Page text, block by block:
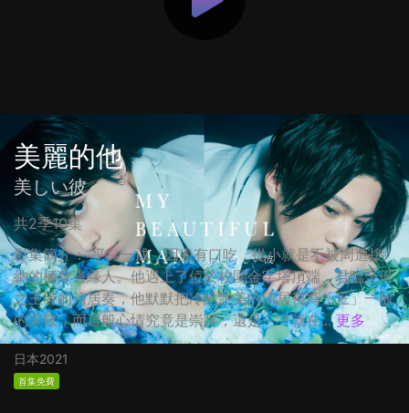
美麗的他
美しい彼
共2季10集
影集簡介： 平良一成，因患有口吃，從小就是不被周遭接
納的極致邊緣人。他遇上了位於校園金字塔頂端、君臨全班
之王者的清居奏，他默默把冷酷艷美的清居視為「王」一般
的崇敬，而這般心情究竟是崇拜，還是⋯？就在... 更多
日本2021
首集免費